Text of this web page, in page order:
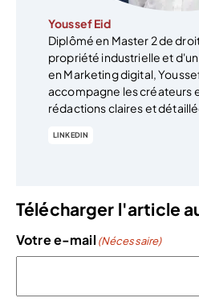
Youssef Eid
Diplômé en Master 2 de
propriété industrielle et
en Marketing digital,
accompagne les créateurs
rédactions claires et
LINKEDIN
Télécharger l'article
Votre e-mail (Nécessaire)